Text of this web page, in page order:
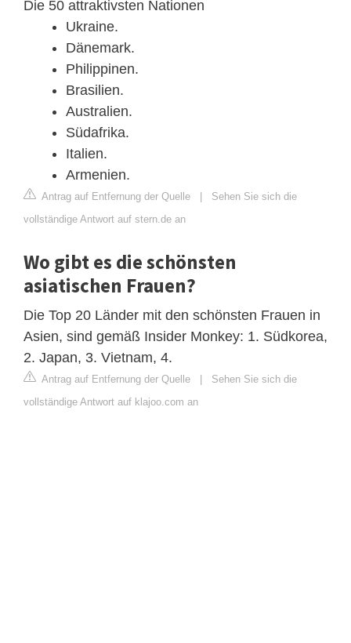
Die 50 attraktivsten Nationen
Ukraine.
Dänemark.
Philippinen.
Brasilien.
Australien.
Südafrika.
Italien.
Armenien.
Antrag auf Entfernung der Quelle | Sehen Sie sich die
vollständige Antwort auf stern.de an
Wo gibt es die schönsten
asiatischen Frauen?
Die Top 20 Länder mit den schönsten Frauen in
Asien, sind gemäß Insider Monkey: 1. Südkorea,
2. Japan, 3. Vietnam, 4.
Antrag auf Entfernung der Quelle | Sehen Sie sich die
vollständige Antwort auf klajoo.com an